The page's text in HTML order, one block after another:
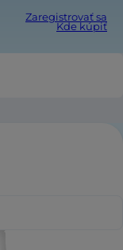
Zaregistrovať sa
Kde kúpiť